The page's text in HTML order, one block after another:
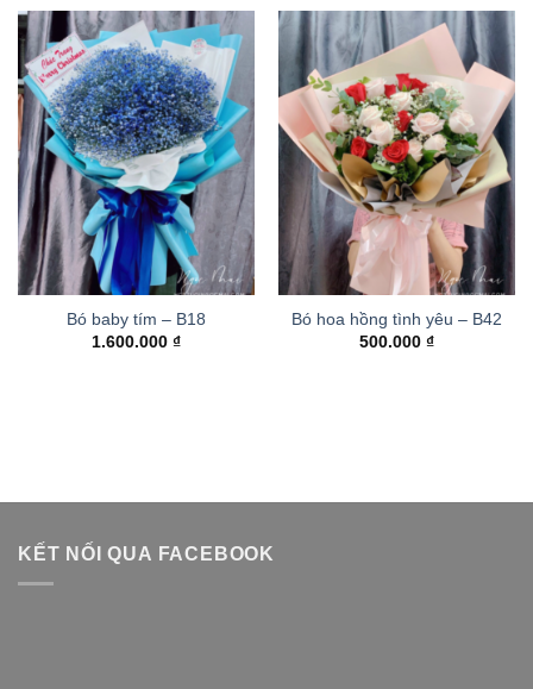
Bó baby tím – B18
1.600.000 ₫
Bó hoa hồng tình yêu – B42
500.000 ₫
KẾT NỐI QUA FACEBOOK